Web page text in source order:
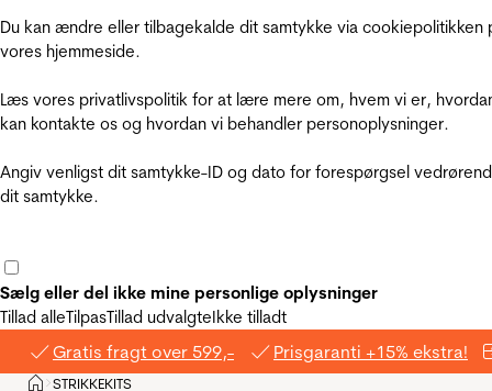
Du kan ændre eller tilbagekalde dit samtykke via cookiepolitikken
vores hjemmeside.
Læs vores privatlivspolitik for at lære mere om, hvem vi er,
kan kontakte os og hvordan vi behandler personoplysninger.
Angiv venligst dit samtykke-ID og dato for forespørgsel
dit samtykke.
Sælg eller del ikke mine personlige oplysninger
Tillad alleTilpasTillad udvalgteIkke tilladt
Gratis fragt over 599,- Prisgaranti +15% ekstra!
Hjem
>STRIKKEKITS